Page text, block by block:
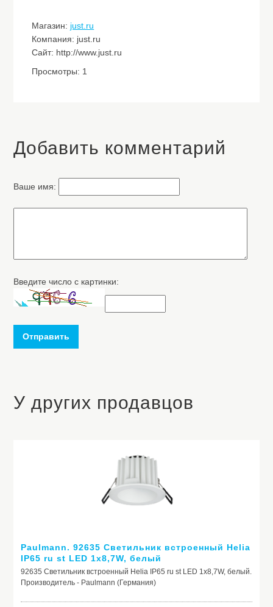
Магазин: just.ru
Компания: just.ru
Сайт: http://www.just.ru
Просмотры: 1
Добавить комментарий
Ваше имя:
Введите число с картинки:
Отправить
У других продавцов
Paulmann. 92635 Светильник встроенный Helia
IP65 ru st LED 1x8,7W, белый
92635 Светильник встроенный Helia IP65 ru st LED 1x8,7W, белый.
Производитель - Paulmann (Германия)